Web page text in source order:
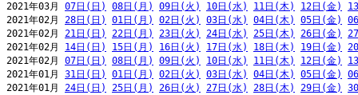
2021年03月 07日(日) 08日(月) 09日(火) 10日(水) 11日(木) 12日(金)
2021年02月 28日(日) 01日(月) 02日(火) 03日(水) 04日(木) 05日(金)
2021年02月 21日(日) 22日(月) 23日(火) 24日(水) 25日(木) 26日(金)
2021年02月 14日(日) 15日(月) 16日(火) 17日(水) 18日(木) 19日(金)
2021年02月 07日(日) 08日(月) 09日(火) 10日(水) 11日(木) 12日(金)
2021年01月 31日(日) 01日(月) 02日(火) 03日(水) 04日(木) 05日(金)
2021年01月 24日(日) 25日(月) 26日(火) 27日(水) 28日(木) 29日(金)